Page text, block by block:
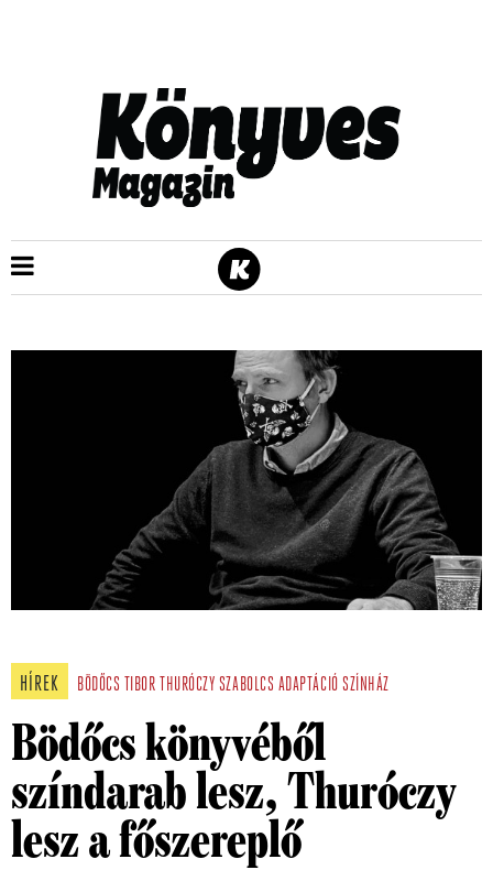
HÍREK BÖDŐCS TIBOR THURÓCZY SZABOLCS ADAPTÁCIÓ SZÍNHÁZ
Bödőcs könyvéből
színdarab lesz, Thuróczy
lesz a főszereplő